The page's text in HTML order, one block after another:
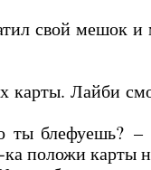
свой мешок и
карты. Лайби
блефуешь? –
положи карты